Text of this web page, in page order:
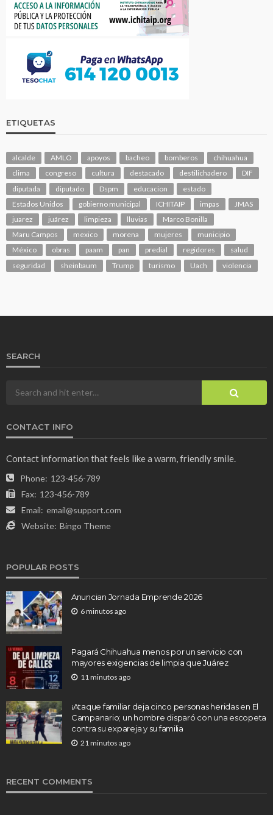
ETIQUETAS
alcalde AMLO apoyos bacheo bomberos
chihuahua
clima
congreso cultura destacado destilichadero
DIF
diputada
diputado Dspm educacion
estado
Estados Unidos
gobierno municipal ICHITAIP impas
JMAS
juarez
juárez limpieza lluvias
Marco Bonilla
Maru Campos
mexico morena mujeres
municipio
México
obras paam pan predial regidores
salud
seguridad
sheinbaum Trump turismo Uach violencia
SEARCH
CONTACT INFO
Contact information that feels like a warm, friendly smile.
Phone: 123-456-789
Fax: 123-456-789
Email: email@support.com
Website: Bingo Theme
POPULAR POSTS
Anuncian Jornada Emprende 2026
6 minutos ago
Pagará Chihuahua menos por un servicio con
mayores exigencias de limpia que Juárez
11 minutos ago
¡Ataque familiar deja cinco personas heridas en El
Campanario; un hombre disparó con una escopeta
contra su expareja y su familia
21 minutos ago
RECENT COMMENTS